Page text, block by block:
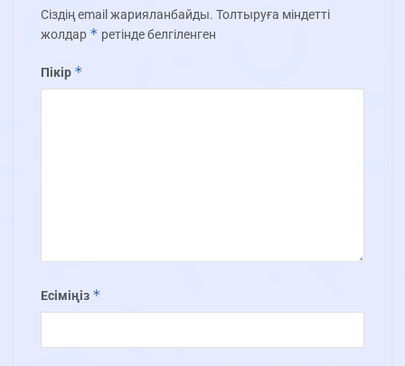
Сіздің email жарияланбайды. Толтыруға міндетті
жолдар * ретінде белгіленген
Пікір *
Есіміңіз *